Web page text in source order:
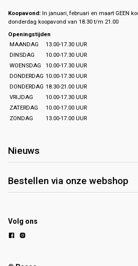
Koopavond: In januari, februari en maart GEEN
donderdag koopavond van 18.30 t/m 21.00
Openingstijden
MAANDAG
13.00-17.30 UUR
DINSDAG
10.00-17.30 UUR
WOENSDAG
10.00-17.30 UUR
DONDERDAG 10.00-17.30 UUR
DONDERDAG 18.30-21.00 UUR
VRIJDAG
10.00-17.30 UUR
ZATERDAG
10.00-17.00 UUR
ZONDAG
13.00-17.00 UUR
Nieuws
Bestellen via onze webshop
Volg ons